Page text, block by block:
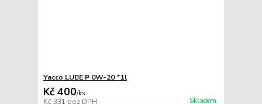
Yacco LUBE P 0W-20 *1l
Kč 400/ks
Kč 331 bez DPH Skladem